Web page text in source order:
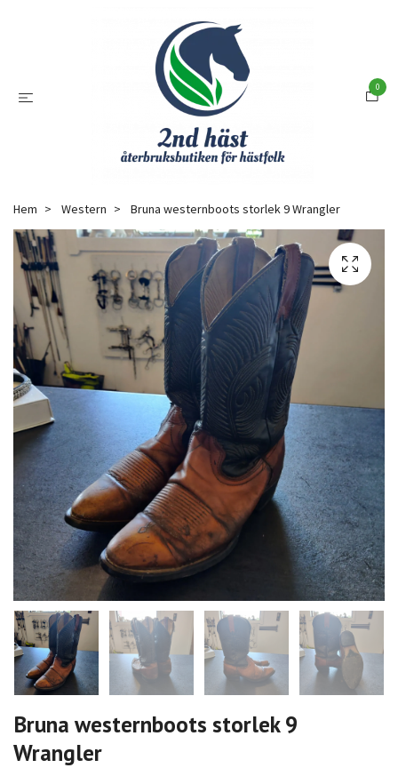
0
Hem Western Bruna westernboots storlek 9 Wrangler
Bruna westernboots storlek 9
Wrangler